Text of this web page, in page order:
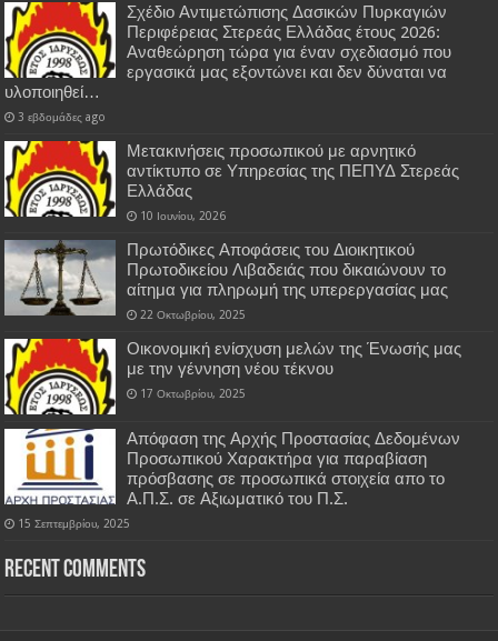
Σχέδιο Αντιμετώπισης Δασικών Πυρκαγιών
Περιφέρειας Στερεάς Ελλάδας έτους 2026:
Αναθεώρηση τώρα για έναν σχεδιασμό που
εργασικά μας εξοντώνει και δεν δύναται να
υλοποιηθεί…
3 εβδομάδες ago
Μετακινήσεις προσωπικού με αρνητικό
αντίκτυπο σε Υπηρεσίας της ΠΕΠΥΔ Στερεάς
Ελλάδας
10 Ιουνίου, 2026
Πρωτόδικες Αποφάσεις του Διοικητικού
Πρωτοδικείου Λιβαδειάς που δικαιώνουν το
αίτημα για πληρωμή της υπερεργασίας μας
22 Οκτωβρίου, 2025
Οικονομική ενίσχυση μελών της Ένωσής μας
με την γέννηση νέου τέκνου
17 Οκτωβρίου, 2025
Απόφαση της Αρχής Προστασίας Δεδομένων
Προσωπικού Χαρακτήρα για παραβίαση
πρόσβασης σε προσωπικά στοιχεία απο το
Α.Π.Σ. σε Αξιωματικό του Π.Σ.
15 Σεπτεμβρίου, 2025
Recent Comments